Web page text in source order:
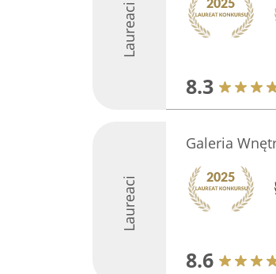
Laureaci
8.3
Laureaci
Galeria
8.6